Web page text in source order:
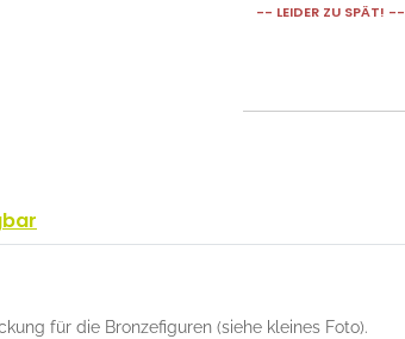
-- LEIDER ZU SPÄT! --
für die Bronzefiguren (siehe kleines Foto).